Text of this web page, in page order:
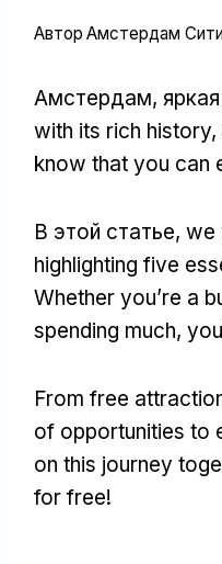
Автор Амстердам
Амстердам,
with its rich history
know that you can
В этой статье, we
highlighting five
Whether you’re a
spending much,
From free
of opportunities to
on this journey
for free!